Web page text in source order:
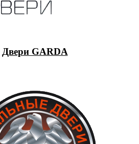
Двери GARDA